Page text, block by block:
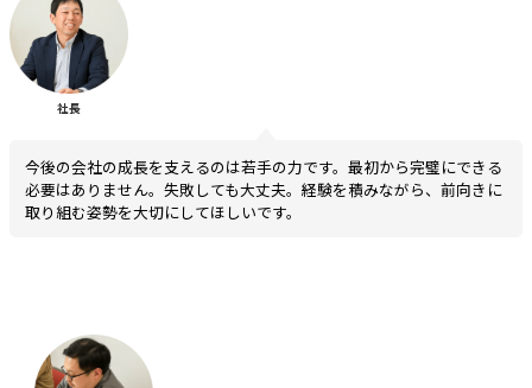
社長
今後の会社の成長を支えるのは若手の力です。最初から完璧にできる
必要はありません。失敗しても大丈夫。経験を積みながら、前向きに
取り組む姿勢を大切にしてほしいです。